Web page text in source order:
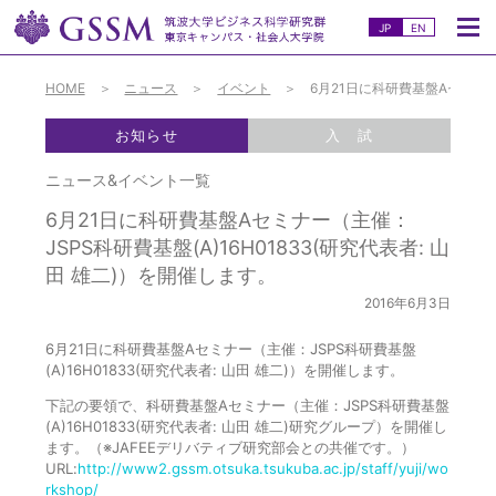
JP EN
HOME ニュース イベント 6月21日に科研費基盤Aセミナ
お知らせ 入 試
ニュース&イベント一覧
6月21日に科研費基盤Aセミナー（主催：
JSPS科研費基盤(A)16H01833(研究代表者: 山
田 雄二)）を開催します。
2016年6月3日
6月21日に科研費基盤Aセミナー（主催：JSPS科研費基盤
(A)16H01833(研究代表者: 山田 雄二)）を開催します。
下記の要領で、科研費基盤Aセミナー（主催：JSPS科研費基盤
(A)16H01833(研究代表者: 山田 雄二)研究グループ）を開催し
ます。（※JAFEEデリバティブ研究部会との共催です。）
URL:http://www2.gssm.otsuka.tsukuba.ac.jp/staff/yuji/wo
rkshop/